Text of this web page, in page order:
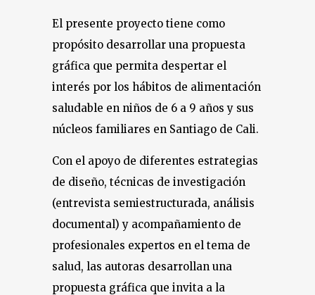
El presente proyecto tiene como
propósito desarrollar una propuesta
gráfica que permita despertar el
interés por los hábitos de alimentación
saludable en niños de 6 a 9 años y sus
núcleos familiares en Santiago de Cali.
Con el apoyo de diferentes estrategias
de diseño, técnicas de investigación
(entrevista semiestructurada, análisis
documental) y acompañamiento de
profesionales expertos en el tema de
salud, las autoras desarrollan una
propuesta gráfica que invita a la